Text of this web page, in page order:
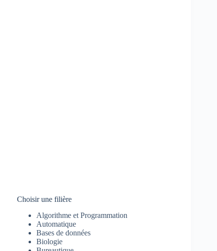
Choisir une filière
Algorithme et Programmation
Automatique
Bases de données
Biologie